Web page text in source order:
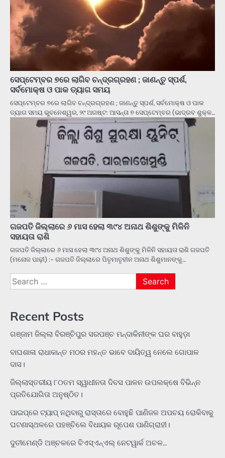
ସେପ୍ଟେମ୍ବର ୭ରେ ଲାଗିବ ଚନ୍ଦ୍ରଗ୍ରହଣ ; ଜାଣନ୍ତୁ ସ୍ପର୍ଶ,
ସର୍ବମୋକ୍ଷ ଓ ପାକ ତ୍ୟାଗ ସମୟ
ସେପ୍ଟେମ୍ବର ୭ରେ ଲାଗିବ ଚନ୍ଦ୍ରଗ୍ରହଣ ; ଜାଣନ୍ତୁ ସ୍ପର୍ଶ, ସର୍ବମୋକ୍ଷ ଓ ପାକ
ତ୍ୟାଗ ସମୟ ଭୁବନେଶ୍ୱର, ୨୯ ଅଗଷ୍ଟ: ଆସନ୍ତା ୭ ସେପ୍ଟେମ୍ବର (ଭାଦ୍ରବ ଶୁକ୍ଳ…
ଗଜପତି ଜିଲ୍ଲାରେ ୬ ମାସ ହେଲା ୩୯୪ ଅନାଥ ଶିଶୁଙ୍କୁ ମିଳିନି
ସହାୟତା ରାଶି
ଗଜପତି ଜିଲ୍ଲାରେ ୬ ମାସ ହେଲା ୩୯୪ ଅନାଥ ଶିଶୁଙ୍କୁ ମିଳିନି ସହାୟତା ରାଶି ଗଜପତି
(ମନୋଜ ପାଢ଼ୀ) :- ଗଜପତି ଜିଲ୍ଲାରେ ପିତୃମାତୃହୀନ ଅନାଥ ଶିଶୁମାନଙ୍କୁ…
Search
for:
Recent Posts
ଗଞ୍ଜାମ ଜିଲ୍ଲା ବିରଞ୍ଚିପୁର ସରପଞ୍ଚ ମନ୍ଦାକିନୀଙ୍କ ଘର ବାହୁଡ଼ା
ବାଘଶାଳା ରାଧାକାନ୍ତ ମଠର ମହନ୍ତ ଭାବେ ଦାୟିତ୍ୱ ନେଲେ ଗୋପାଳ
ଦାସ।
ଜିଲ୍ଲାସ୍ତରୀୟ ୮୦ତମ ସ୍ୱାଧୀନତା ଦିବସ ପାଳନ ଉପଲକ୍ଷେ ବିଭିନ୍ନ
ପ୍ରତିଯୋଗିତା ଅନୁଷ୍ଠିତ।
ପାଇପ୍‌ରେ ଟ୍ୟାପ୍‌ ନଥିବାରୁ ରାସ୍ତାରେ ବୋହୁଛି ପାଣିଜଳ ଅପଚୟ ରୋକିବାକୁ
ଘଟଣାସ୍ଥଳରେ ପହଞ୍ଚିଲେ ବିଧାୟକ ରୂପେଶ ପାଣିଗ୍ରାହୀ।
ଦୁତୀମେଣ୍ଡି ଅଞ୍ଚଳରେ ବିଏସ୍‌ଏନ୍‌ଏଲ୍‌ ନେଟୱାର୍କ ଅଚଳ…